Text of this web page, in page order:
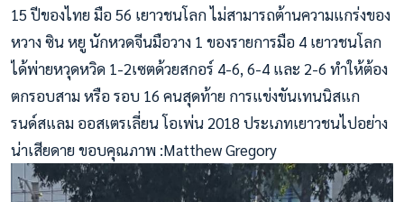
15 ปีของไทย มือ 56 เยาวชนโลก ไม่สามารถต้านความแกร่งของ
หวาง ซิน หยู นักหวดจีนมือวาง 1 ของรายการมือ 4 เยาวชนโลก
ได้พ่ายหวุดหวิด 1-2เซตด้วยสกอร์ 4-6, 6-4 และ 2-6 ทำให้ต้อง
ตกรอบสาม หรือ รอบ 16 คนสุดท้าย การแข่งขันเทนนิสแก
รนด์สแลม ออสเตรเลี่ยน โอเพ่น 2018 ประเภทเยาวชนไปอย่าง
น่าเสียดาย ขอบคุณภาพ :Matthew Gregory